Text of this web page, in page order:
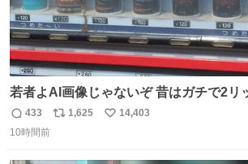
若者よAI画像じゃないぞ 昔はガチで2リ
やでw
返
信
433
リ
1,625
い
14,403
10時間前